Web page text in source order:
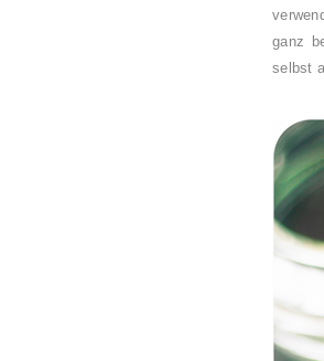
ganz
selbst